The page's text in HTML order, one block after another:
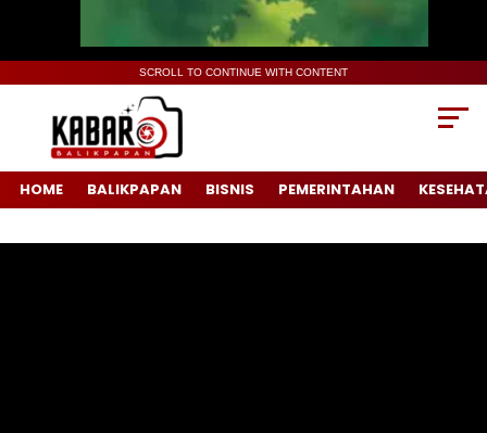
SCROLL TO CONTINUE WITH CONTENT
HOME BALIKPAPAN BISNIS PEMERINTAHAN